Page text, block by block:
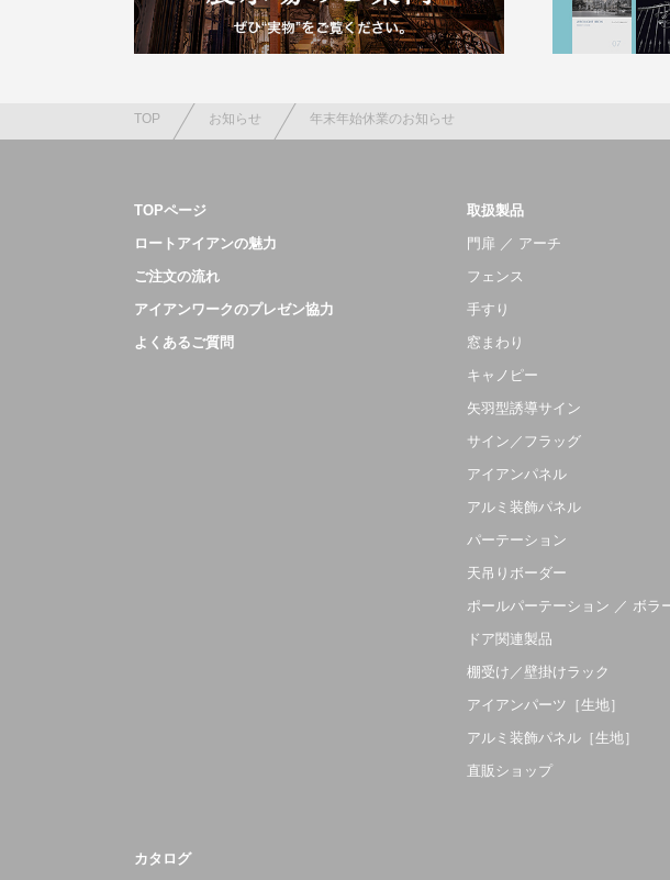
TOP お知らせ 年末年始休業のお知らせ
TOPページ
ロートアイアンの魅力
ご注文の流れ
アイアンワークのプレゼン協力
よくあるご質問
取扱製品
門扉 ／ アーチ
フェンス
手すり
窓まわり
キャノピー
矢羽型誘導サイン
サイン／フラッグ
アイアンパネル
アルミ装飾パネル
パーテーション
天吊りボーダー
ポールパーテーション ／ ボラ
ドア関連製品
棚受け／壁掛けラック
アイアンパーツ［生地］
アルミ装飾パネル［生地］
直販ショップ
カタログ